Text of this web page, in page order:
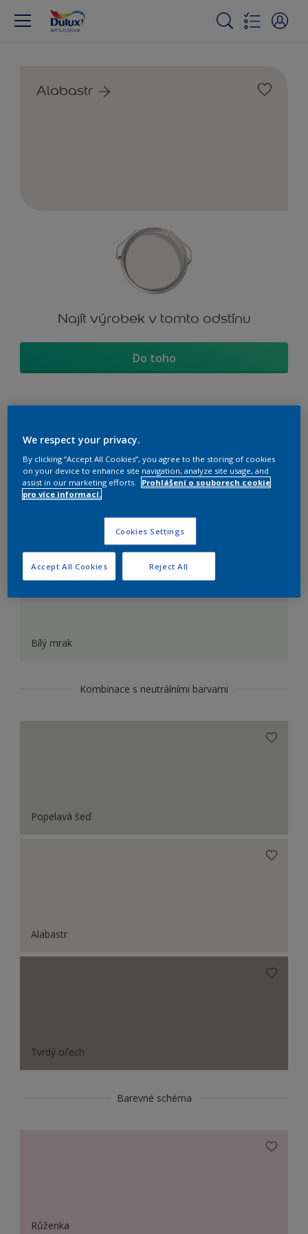
Alabastr
Najít výrobek v tomto odstínu
Do toho
Koordinovat barevné
sekce
The Perfect White
Bílý mrak
Kombinace s neutrálními barvami
Popelavá šeď
Alabastr
Tvrdý ořech
Barevné schéma
Růženka
We respect your privacy.
By clicking “Accept All Cookies”, you agree to the storing of cookies
on your device to enhance site navigation, analyze site usage, and
assist in our marketing efforts.
Prohlášení o souborech cookie
pro více informací.
Cookies Settings
Reject All
Accept All Cookies